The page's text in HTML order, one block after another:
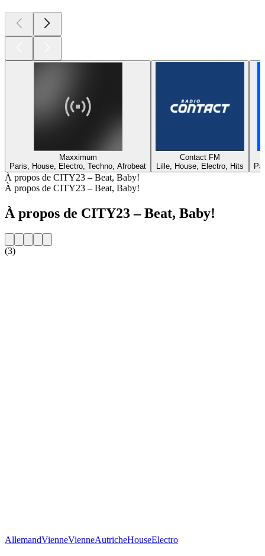
Maxximum
Paris, House, Electro, Techno, Afrobeat
Contact FM
Lille, House, Electro, Hits
À propos de CITY23 – Beat, Baby!
À propos de CITY23 – Beat, Baby!
À propos de CITY23 – Beat, Baby!
(3)
AllemandVienneVienneAutricheHouseElectro